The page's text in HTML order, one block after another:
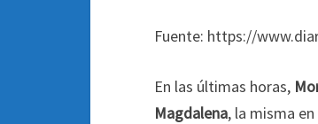
Fuente: https://
En las últimas horas,
Magdalena, la misma